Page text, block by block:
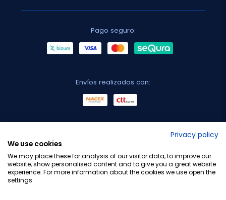
Pago seguro:
Envíos realizados con:
Privacy policy
We use cookies
We may place these for analysis of our visitor data, to improve our
website, show personalised content and to give you a great website
experience. For more information about the cookies we use open the
settings.